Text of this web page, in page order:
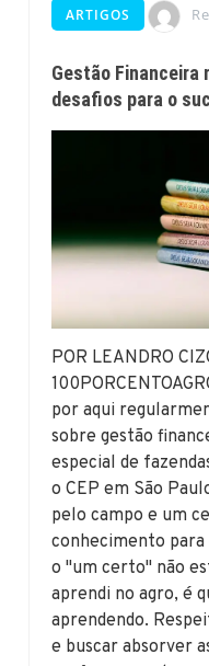
ARTIGOS
Gestão Financeira
desafios para o
POR LEANDRO
por aqui
sobre gestão
especial de
o CEP em São
pelo campo e um
conhecimento
o "um certo" não
aprendi no agro, é
aprendendo.
e buscar absorver